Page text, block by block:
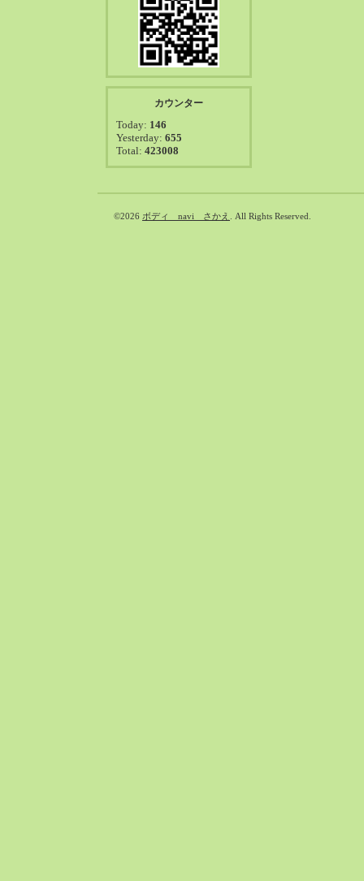
カウンター
Today: 146
Yesterday: 655
Total: 423008
©2026 ボディ navi さかえ . All Rights Reserved.